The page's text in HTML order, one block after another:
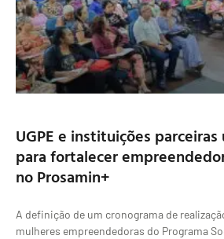
UGPE e instituições
para fortalecer
no Prosamin+
A definição de um cronograma de
mulheres empreendedoras do Programa